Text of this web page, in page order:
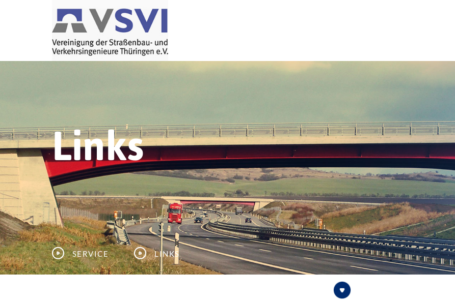
Links
Service Links